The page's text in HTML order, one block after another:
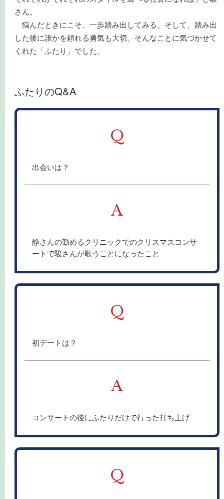
さん。
悩んだときにこそ、一歩踏み出してみる。そして、踏み出
した後に誰かを頼れる勇気も大切。そんなことに気づかせて
くれた「ふたり」でした。
ふたりのQ&A
Q
出会いは？
A
静さんの勤めるクリニックでのクリスマスコンサ
ートで駿さんが歌うことになったこと
Q
初デートは？
A
コンサートの後にふたりだけで行った打ち上げ
Q